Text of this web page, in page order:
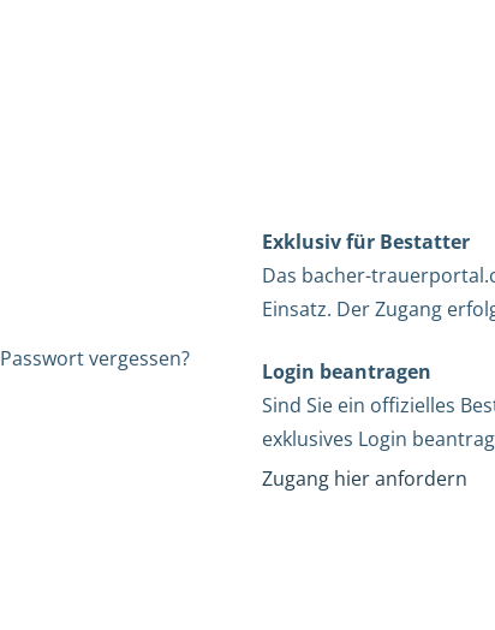
Passwort vergessen?
Exklusiv für Bestatter
Das bacher-
Einsatz. Der Zugang
Login beantragen
Sind Sie ein offizielles
exklusives Login
Zugang hier anfordern